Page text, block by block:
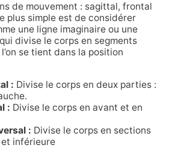
de mouvement : sagittal, frontal
plus simple est de considérer
une ligne imaginaire ou une
divise le corps en segments
se tient dans la position
: Divise le corps en deux parties :
: Divise le corps en avant et en
: Divise le corps en sections
inférieure